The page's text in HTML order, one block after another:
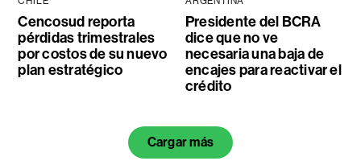
Cencosud reporta
pérdidas trimestrales
por costos de su nuevo
plan estratégico
Presidente del BCRA
dice que no ve
necesaria una baja de
encajes para reactivar el
crédito
Cargar más